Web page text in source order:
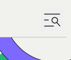
לחץ לפתיחת/